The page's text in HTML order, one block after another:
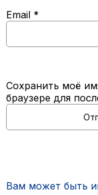
Email *
Сохранить моё
браузере для
Вам может быть